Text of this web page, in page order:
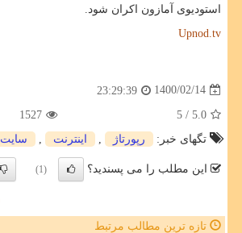
استودیوی آمازون اکران شود.
Upnod.tv
1400/02/14
23:29:39
5.0
/ 5
1527
تگهای خبر:
رپورتاژ اینترنت سایت
این مطلب را می پسندید؟ (1)
تازه ترین مطالب مرتبط